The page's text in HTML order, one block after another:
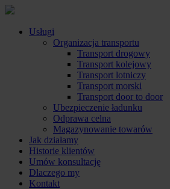
Usługi
Organizacja transportu
Transport drogowy
Transport kolejowy
Transport lotniczy
Transport morski
Transport door to door
Ubezpieczenie ładunku
Odprawa celna
Magazynowanie towarów
Jak działamy
Historie klientów
Umów konsultację
Dlaczego my
Kontakt